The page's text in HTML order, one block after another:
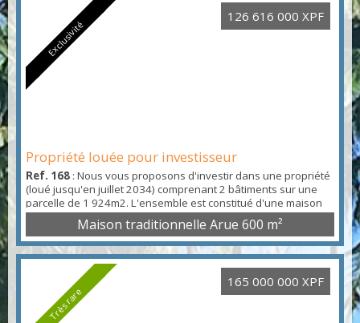
Exclusivité
Propriété louée pour investisseur
Ref. 168 : Nous vous proposons d'investir dans une propriété
(loué jusqu'en juillet 2034) comprenant 2 bâtiments sur une
parcelle de 1 924m2. L'ensemble est constitué d'une maison
principale d'environ 400m2 sur 2 niveaux construite en 1973
et rénové en 2004, et d'autre part une annexe de plain-pied
d'environ 200m2. Un investissement garantie par un locataire
institutionnel.
Maison traditionnelle Arue 600 m²
126 616 000 XPF
Très rare
165 000 000 XPF